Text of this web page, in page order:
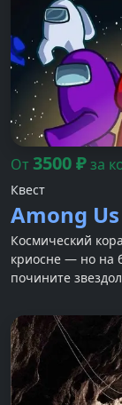
От3500₽за
Квест
Among Us
Космический
криосне — но на
почините